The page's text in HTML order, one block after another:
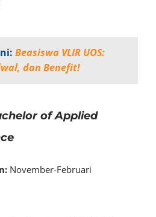
Beasiswa VLIR UOS:
dan Benefit!
of Applied
November-Februari